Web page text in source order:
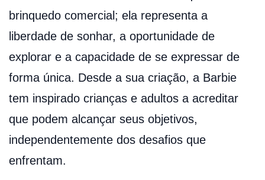
brinquedo comercial; ela representa a
liberdade de sonhar, a oportunidade de
explorar e a capacidade de se expressar de
forma única. Desde a sua criação, a Barbie
tem inspirado crianças e adultos a acreditar
que podem alcançar seus objetivos,
independentemente dos desafios que
enfrentam.